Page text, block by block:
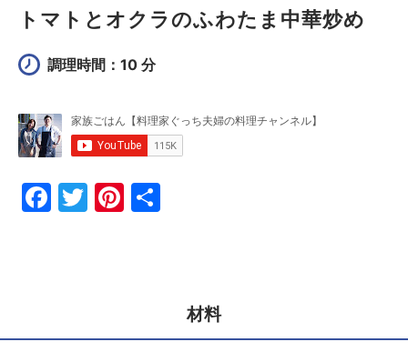
トマトとオクラのふわたま中華炒め
調理時間：10 分
F
o
T
Pi
材料